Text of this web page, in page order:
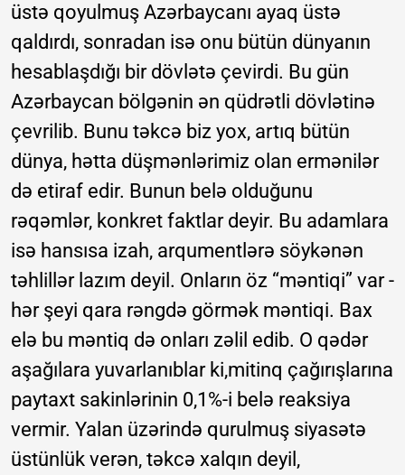
üstə qoyulmuş Azərbaycanı ayaq üstə
qaldırdı, sonradan isə onu bütün dünyanın
hesablaşdığı bir dövlətə çevirdi. Bu gün
Azərbaycan bölgənin ən qüdrətli dövlətinə
çevrilib. Bunu təkcə biz yox, artıq bütün
dünya, hətta düşmənlərimiz olan ermənilər
də etiraf edir. Bunun belə olduğunu
rəqəmlər, konkret faktlar deyir. Bu adamlara
isə hansısa izah, arqumentlərə söykənən
təhlillər lazım deyil. Onların öz “məntiqi” var -
hər şeyi qara rəngdə görmək məntiqi. Bax
elə bu məntiq də onları zəlil edib. O qədər
aşağılara yuvarlanıblar ki,mitinq çağırışlarına
paytaxt sakinlərinin 0,1%-i belə reaksiya
vermir. Yalan üzərində qurulmuş siyasətə
üstünlük verən, təkcə xalqın deyil,